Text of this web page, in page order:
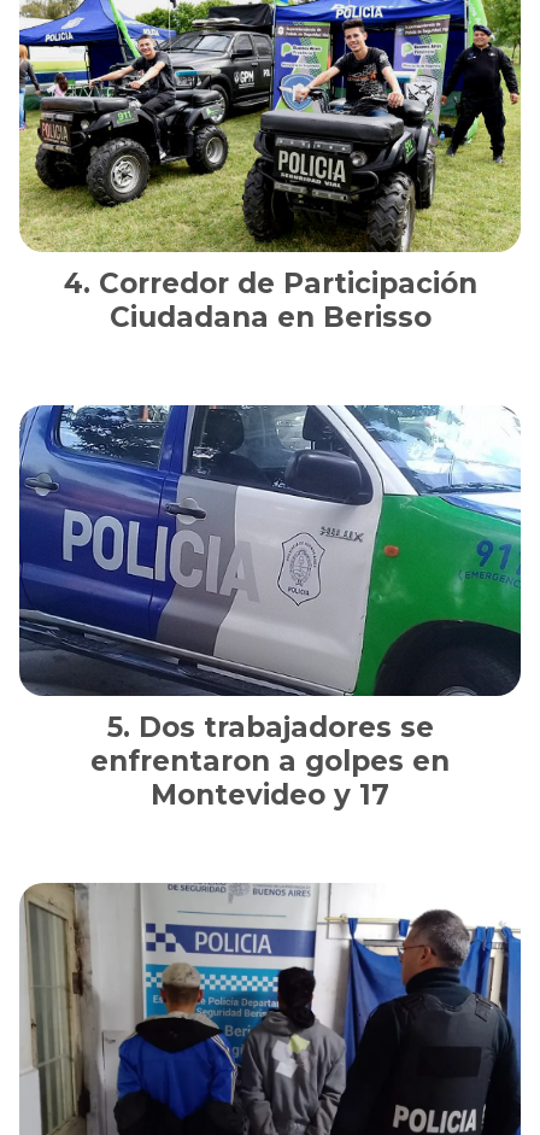
Corredor de Participación
Ciudadana en Berisso
Dos trabajadores se
enfrentaron a golpes en
Montevideo y 17